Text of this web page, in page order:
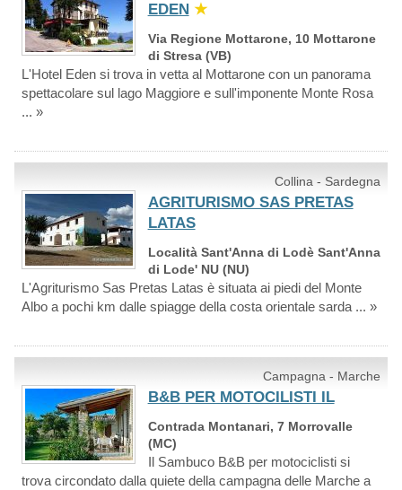
EDEN ★
Via Regione Mottarone, 10 Mottarone
di Stresa (VB)
L'Hotel Eden si trova in vetta al Mottarone con un panorama
spettacolare sul lago Maggiore e sull'imponente Monte Rosa
... »
Collina - Sardegna
AGRITURISMO SAS PRETAS
LATAS
Località Sant'Anna di Lodè Sant'Anna
di Lode' NU (NU)
L'Agriturismo Sas Pretas Latas è situata ai piedi del Monte
Albo a pochi km dalle spiagge della costa orientale sarda ... »
Campagna - Marche
B&B PER MOTOCILISTI IL
Contrada Montanari, 7 Morrovalle
(MC)
Il Sambuco B&B per motociclisti si
trova circondato dalla quiete della campagna delle Marche a